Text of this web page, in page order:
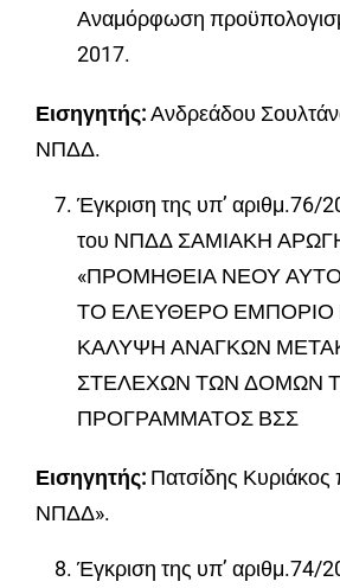
Αναμόρφωση
2017.
Εισηγητής:Ανδρεάδου
ΝΠΔΔ.
Έγκριση της υπ’ αριθμ.76/
του ΝΠΔΔ ΣΑΜΙΑΚΗ ΑΡΩΓΗ
«ΠΡΟΜΗΘΕΙΑ ΝΕΟΥ
ΤΟ ΕΛΕΥΘΕΡΟ ΕΜΠΟΡΙΟ
ΚΑΛΥΨΗ ΑΝΑΓΚΩΝ
ΣΤΕΛΕΧΩΝ ΤΩΝ ΔΟΜΩΝ
ΠΡΟΓΡΑΜΜΑΤΟΣ ΒΣΣ
Εισηγητής: Πατσίδης Κυριάκος
ΝΠΔΔ».
Έγκριση της υπ’ αριθμ.74/